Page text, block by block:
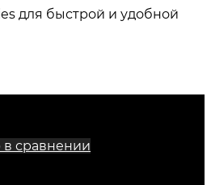
для быстрой и удобной
в сравнении